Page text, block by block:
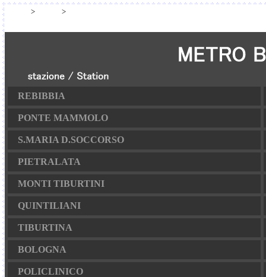
> >
REBIBBIA
PONTE MAMMOLO
S.MARIA D.SOCCORSO
PIETRALATA
MONTI TIBURTINI
QUINTILIANI
TIBURTINA
BOLOGNA
POLICLINICO